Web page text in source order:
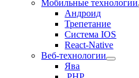
Мобильные технологии
Андроид
Трепетание
Система IOS
React-Native
Веб-технологии
Ява